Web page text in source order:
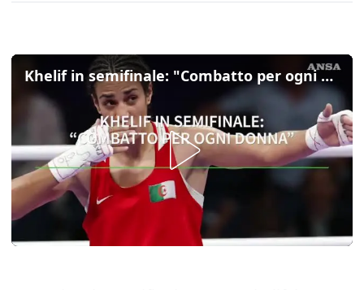
Khelif in semifinale: "Combatto per ogni donna"